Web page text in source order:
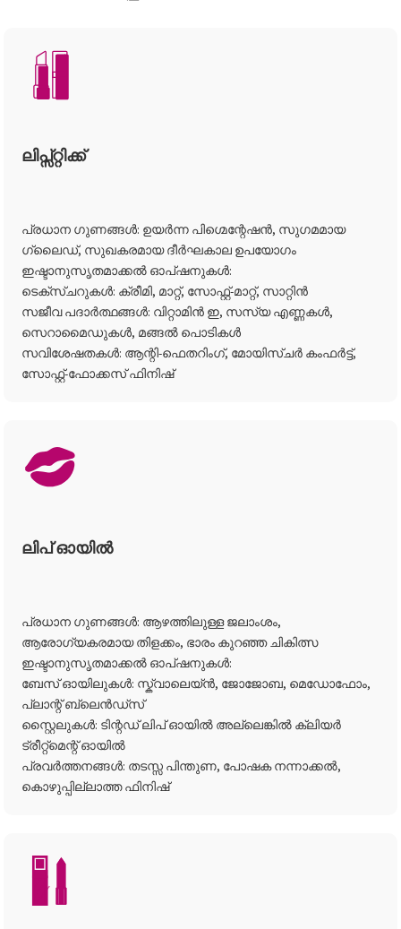
ലിപ്സ്റ്റിക്ക്
പ്രധാന ഗുണങ്ങൾ: ഉയർന്ന പിഗ്മെന്റേഷൻ, സുഗമമായ
ഗ്ലൈഡ്, സുഖകരമായ ദീർഘകാല ഉപയോഗം
ഇഷ്ടാനുസൃതമാക്കൽ ഓപ്ഷനുകൾ:
ടെക്സ്ചറുകൾ: ക്രീമി, മാറ്റ്, സോഫ്റ്റ്-മാറ്റ്, സാറ്റിൻ
സജീവ പദാർത്ഥങ്ങൾ: വിറ്റാമിൻ ഇ, സസ്യ എണ്ണകൾ,
സെറാമൈഡുകൾ, മങ്ങൽ പൊടികൾ
സവിശേഷതകൾ: ആന്റി-ഫെതറിംഗ്, മോയിസ്ചർ കംഫർട്ട്,
സോഫ്റ്റ്-ഫോക്കസ് ഫിനിഷ്
ലിപ് ഓയിൽ
പ്രധാന ഗുണങ്ങൾ: ആഴത്തിലുള്ള ജലാംശം,
ആരോഗ്യകരമായ തിളക്കം, ഭാരം കുറഞ്ഞ ചികിത്സ
ഇഷ്ടാനുസൃതമാക്കൽ ഓപ്ഷനുകൾ:
ബേസ് ഓയിലുകൾ: സ്ക്വാലെയ്ൻ, ജോജോബ, മെഡോഫോം,
പ്ലാന്റ് ബ്ലെൻഡ്സ്
സ്റ്റൈലുകൾ: ടിന്റഡ് ലിപ് ഓയിൽ അല്ലെങ്കിൽ ക്ലിയർ
ട്രീറ്റ്മെന്റ് ഓയിൽ
പ്രവർത്തനങ്ങൾ: തടസ്സ പിന്തുണ, പോഷക നന്നാക്കൽ,
കൊഴുപ്പില്ലാത്ത ഫിനിഷ്